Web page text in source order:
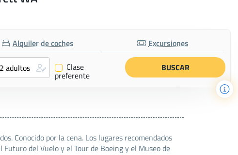
Alquiler de coches Excursiones
✔ Clase
preferente
Conocido por la cena. Los lugares recomendados
del Vuelo y el Tour de Boeing y el Museo de